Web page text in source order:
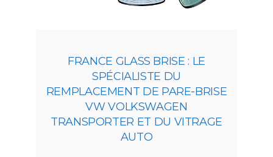
FRANCE GLASS BRISE : LE
SPÉCIALISTE DU
REMPLACEMENT DE PARE-BRISE
VW VOLKSWAGEN
TRANSPORTER ET DU VITRAGE
AUTO